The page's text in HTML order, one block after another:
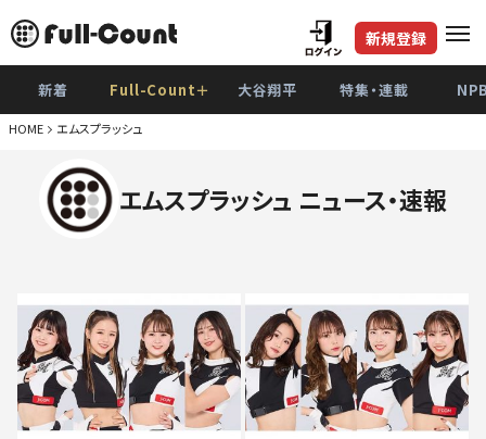
新規登録
新着 Full-Count＋ 大谷翔平 特集・連載
HOME エムスプラッシュ
エムスプラッシュ ニュース・速報